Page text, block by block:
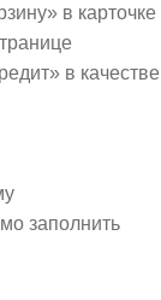
в карточке
в качестве
заполнить